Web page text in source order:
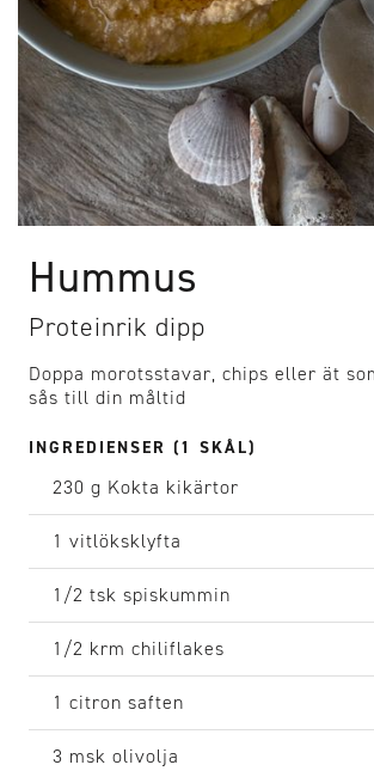
Hummus
Proteinrik dipp
Doppa morotsstavar, chips eller ät
sås till din måltid
INGREDIENSER (1 SKÅL)
230 g Kokta kikärtor
1 vitlöksklyfta
1/2 tsk spiskummin
1/2 krm chiliflakes
1 citron saften
3 msk olivolja